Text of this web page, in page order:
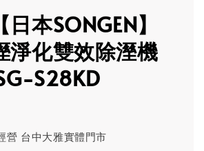
本SONGEN】
淨化雙效除溼機
S28KD
營 台中大雅實體門市